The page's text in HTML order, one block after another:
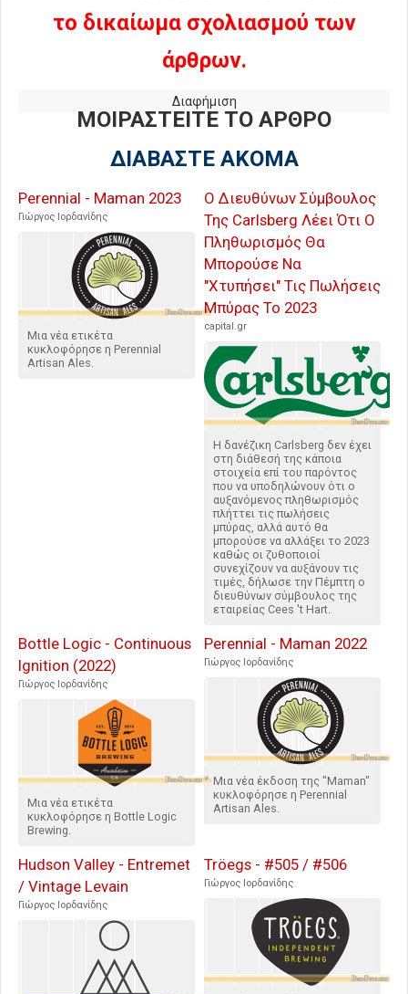
το δικαίωμα σχολιασμού των
άρθρων.
Διαφήμιση
ΜΟΙΡΑΣΤΕΙΤΕ ΤΟ ΑΡΘΡΟ
ΔΙΑΒΑΣΤΕ ΑΚΟΜΑ
Perennial - Maman 2023
Γιώργος Ιορδανίδης
Μια νέα ετικέτα
κυκλοφόρησε η Perennial
Artisan Ales.
Ο Διευθύνων Σύμβουλος
Της Carlsberg Λέει Ότι Ο
Πληθωρισμός Θα
Μπορούσε Να
"Χτυπήσει" Τις Πωλήσεις
Μπύρας Το 2023
capital.gr
Η δανέζικη Carlsberg δεν έχει
στη διάθεσή της κάποια
στοιχεία επί του παρόντος
που να υποδηλώνουν ότι ο
αυξανόμενος πληθωρισμός
πλήττει τις πωλήσεις
μπύρας, αλλά αυτό θα
μπορούσε να αλλάξει το 2023
καθώς οι ζυθοποιοί
συνεχίζουν να αυξάνουν τις
τιμές, δήλωσε την Πέμπτη ο
διευθύνων σύμβουλος της
εταιρείας Cees 't Hart.
Bottle Logic - Continuous
Ignition (2022)
Γιώργος Ιορδανίδης
Μια νέα ετικέτα
κυκλοφόρησε η Bottle Logic
Brewing.
Perennial - Maman 2022
Γιώργος Ιορδανίδης
Μια νέα έκδοση της "Maman"
κυκλοφόρησε η Perennial
Artisan Ales.
Hudson Valley - Entremet
/ Vintage Levain
Γιώργος Ιορδανίδης
Tröegs - #505 / #506
Γιώργος Ιορδανίδης